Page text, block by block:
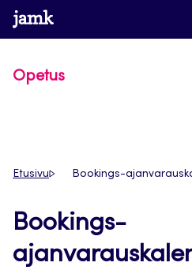
Siirry
suoraan
www.jamk.fi
Opetus
Etusivu Bookings-
Bookings-